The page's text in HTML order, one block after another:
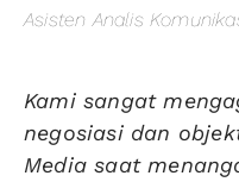
Asisten Analis
Kami sangat
negosiasi dan
Media saat